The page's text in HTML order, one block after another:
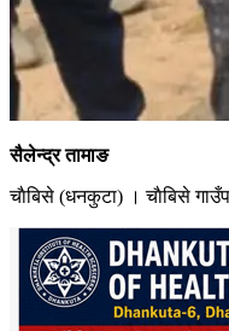
सैलेन्द्र तामाङ
चाैबिसे (धनकुटा) । चाैबिसे